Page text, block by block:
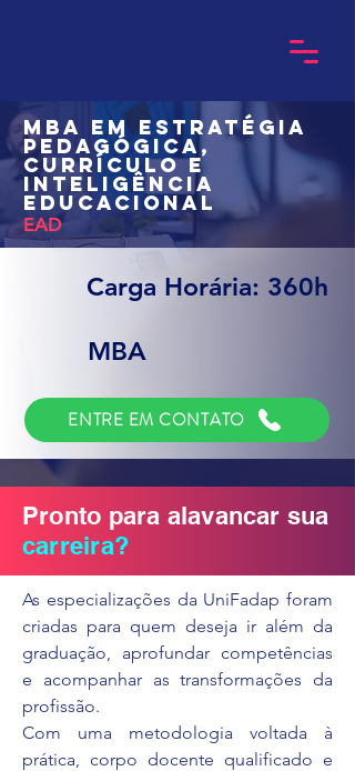
MBA em Estratégia
Pedagógica,
Currículo e
Inteligência
Educacional
EAD
Carga Horária: 360h
MBA
ENTRE EM CONTATO
Pronto para alavancar sua
carreira?
As especializações da UniFadap foram
criadas para quem deseja ir além da
graduação, aprofundar competências
e acompanhar as transformações da
profissão.
Com uma metodologia voltada à
prática, corpo docente qualificado e